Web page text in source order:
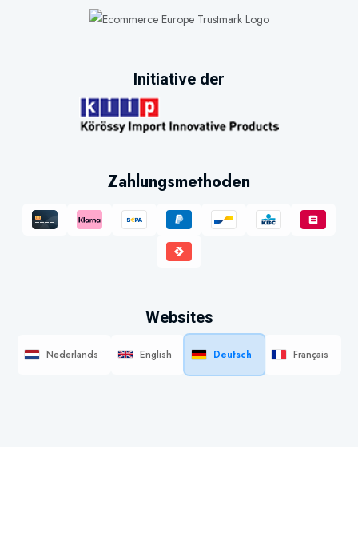
Initiative der
Zahlungsmethoden
Websites
Nederlands English Deutsch Français